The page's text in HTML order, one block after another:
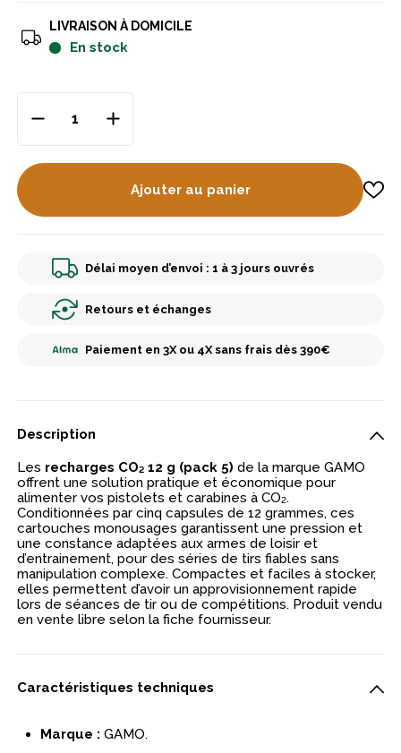
LIVRAISON À DOMICILE
en stock
Ajouter au panier
Délai moyen d’envoi : 1 à 3 jours ouvrés
Retours et échanges
Paiement en 3X ou 4X sans frais dès 390€
Description
Les recharges CO₂ 12 g (pack 5) de la marque GAMO
offrent une solution pratique et économique pour
alimenter vos pistolets et carabines à CO₂.
Conditionnées par cinq capsules de 12 grammes, ces
cartouches monousages garantissent une pression et
une constance adaptées aux armes de loisir et
d’entrainement, pour des séries de tirs fiables sans
manipulation complexe. Compactes et faciles à stocker,
elles permettent d’avoir un approvisionnement rapide
lors de séances de tir ou de compétitions. Produit vendu
en vente libre selon la fiche fournisseur.
Caractéristiques techniques
Marque : GAMO.